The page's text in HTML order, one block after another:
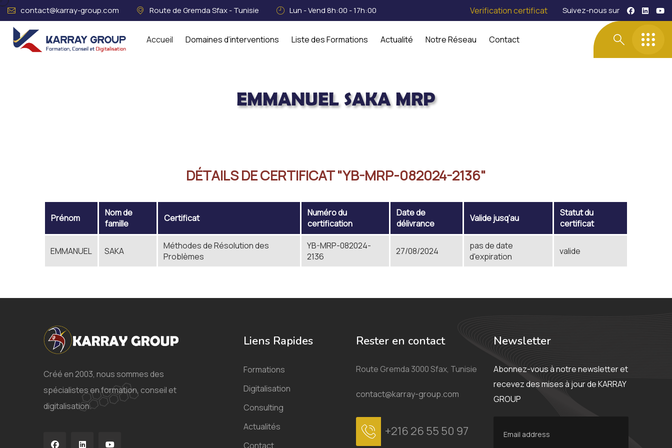
contact@karray-group.com Route de Gremda Sfax - Tunisie Lun - Vend 8h:00 - 17h:00 Verification certificat Suivez-nous sur
Accueil Domaines d’interventions Liste des Formations Actualité Notre Réseau Contact
EMMANUEL SAKA MRP
DÉTAILS DE CERTIFICAT "YB-MRP-082024-2136"
Prénom
Nom de
famille
Certificat
Numéro du
certification
Date de
délivrance
Valide jusq'au
Statut du
certificat
EMMANUEL SAKA
Méthodes de Résolution des
Problèmes
YB-MRP-082024-
2136
27/08/2024
pas de date
d'expiration
valide
Créé en 2003, nous sommes des
spécialistes en formation, conseil et
digitalisation.
Liens Rapides
Formations
Digitalisation
Consulting
Actualités
Contact
Rester en contact
Route Gremda 3000 Sfax, Tunisie
contact@karray-group.com
+216 26 55 50 97
Newsletter
Abonnez-vous à notre newsletter et
recevez des mises à jour de KARRAY
GROUP